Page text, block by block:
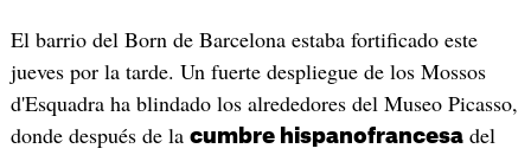
El barrio del Born de Barcelona estaba fortificado este
jueves por la tarde. Un fuerte despliegue de los Mossos
d'Esquadra ha blindado los alrededores del Museo Picasso,
donde después de la cumbre hispanofrancesadel